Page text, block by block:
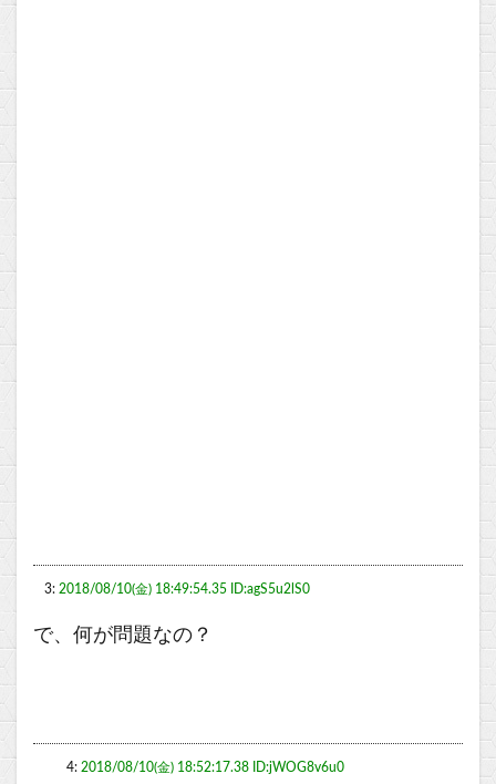
3: 2018/08/10(金) 18:49:54.35 ID:agS5u2lS0
で、何が問題なの？
4: 2018/08/10(金) 18:52:17.38 ID:jWOG8v6u0